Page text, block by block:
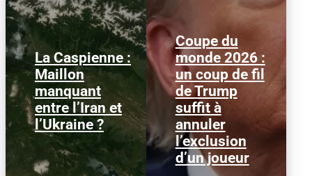
La Caspienne :
Maillon
manquant
entre l’Iran et
l’Ukraine ?
Samedi 25 juillet 2026,
des drones ukrainiens
ont frappé plusieurs
cibles en mer Caspienne,
parmi...
Coupe du
monde 2026 :
un coup de fil
de Trump
suffit à
annuler
l’exclusion
d’un joueur
Le 1er juillet 2026,
l'attaquant américain
Folarin Balogun recevait
un carton rouge
parfaitement...